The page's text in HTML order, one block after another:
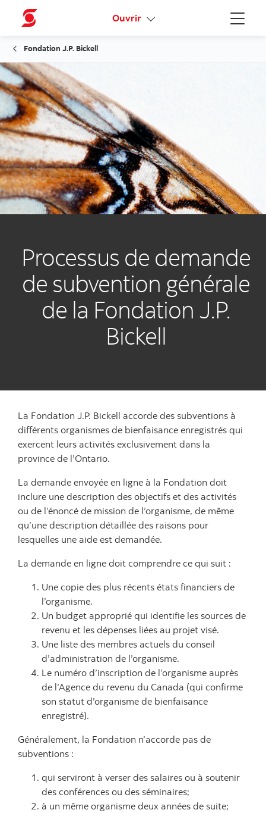
Menu
Ouvrir Activez votre accès en ligne
Fondation J.P. Bickell
Processus de demande
de subvention générale
de la Fondation J.P.
Bickell
La Fondation J.P. Bickell accorde des subventions à
différents organismes de bienfaisance enregistrés qui
exercent leurs activités exclusivement dans la
province de l’Ontario.
La demande envoyée en ligne à la Fondation doit
inclure une description des objectifs et des activités
ou de l’énoncé de mission de l’organisme, de même
qu’une description détaillée des raisons pour
lesquelles une aide est demandée.
La demande en ligne doit comprendre ce qui suit :
Une copie des plus récents états financiers de
l’organisme.
Un budget approprié qui identifie les sources de
revenu et les dépenses liées au projet visé.
Une liste des membres actuels du conseil
d’administration de l’organisme.
Le numéro d’inscription de l’organisme auprès
de l’Agence du revenu du Canada (qui confirme
son statut d’organisme de bienfaisance
enregistré).
Généralement, la Fondation n’accorde pas de
subventions :
qui serviront à verser des salaires ou à soutenir
des conférences ou des séminaires;
à un même organisme deux années de suite;